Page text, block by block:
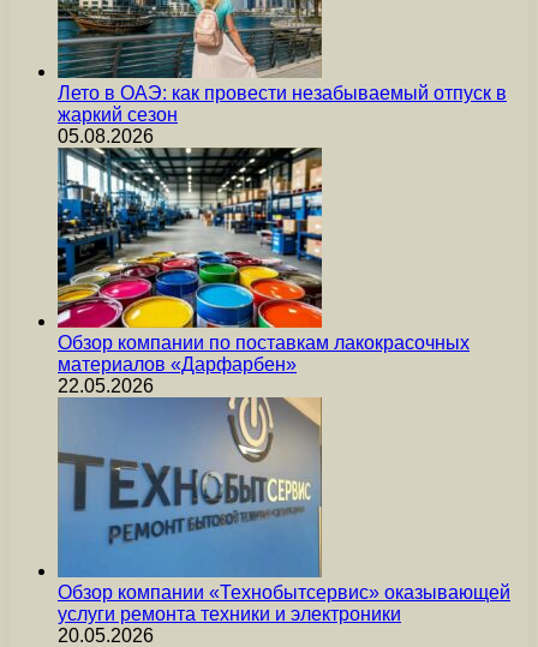
Лето в ОАЭ: как провести незабываемый отпуск в
жаркий сезон
05.08.2026
Обзор компании по поставкам лакокрасочных
материалов «Дарфарбен»
22.05.2026
Обзор компании «Технобытсервис» оказывающей
услуги ремонта техники и электроники
20.05.2026